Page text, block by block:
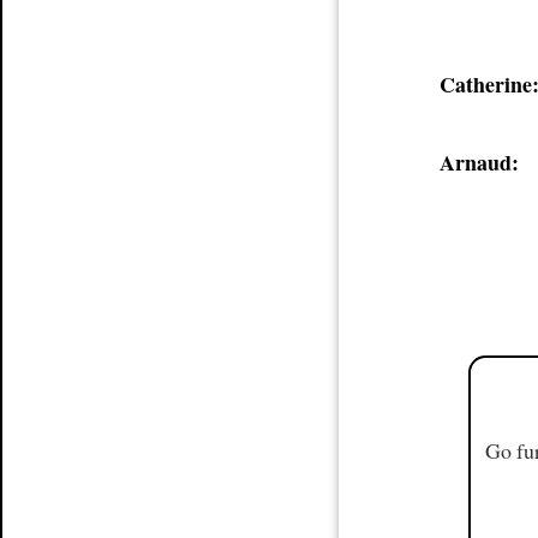
Catherine:
Arnaud:
Go